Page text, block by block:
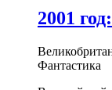
2001
Фантастика